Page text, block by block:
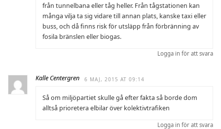
från tunnelbana eller tåg heller. Från tågstationen kan
många vilja ta sig vidare till annan plats, kanske taxi eller
buss, och då finns risk för utsläpp från förbränning av
fosila bränslen eller biogas.
Logga in för att svara
Kalle Centergren 6 MAJ, 2015 AT 09:14
Så om miljöpartiet skulle gå efter fakta så borde dom
alltså prioretera elbilar över kolektivtrafiken
Logga in för att svara